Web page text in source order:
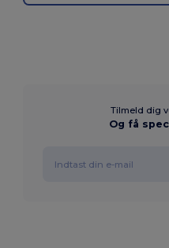
Tilmeld dig
Og få